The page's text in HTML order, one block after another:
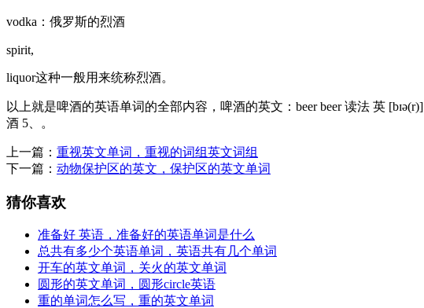
vodka：俄罗斯的烈酒
spirit,
liquor这种一般用来统称烈酒。
以上就是啤酒的英语单词的全部内容，啤酒的英文：beer beer 读法 英
酒 5、。
上一篇： 重视英文单词，重视的词组英文词组
下一篇： 动物保护区的英文，保护区的英文单词
猜你喜欢
准备好 英语，准备好的英语单词是什么
总共有多少个英语单词，英语共有几个单词
开车的英文单词，关火的英文单词
圆形的英文单词，圆形circle英语
重的单词怎么写，重的英文单词